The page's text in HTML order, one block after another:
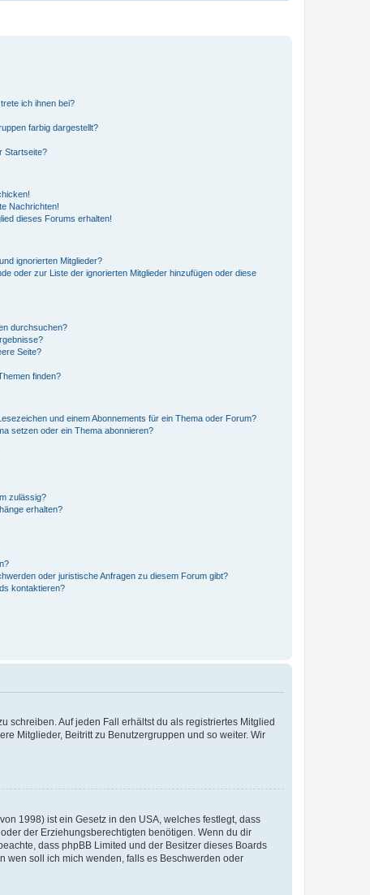
ich ihnen bei?
farbig dargestellt?
Startseite?
Nachrichten!
dieses Forums erhalten!
ignorierten Mitglieder?
oder zur Liste der ignorierten Mitglieder hinzufügen oder diese
durchsuchen?
Seite?
finden?
und einem Abonnements für ein Thema oder Forum?
setzen oder ein Thema abonnieren?
zulässig?
erhalten?
oder juristische Anfragen zu diesem Forum gibt?
kontaktieren?
schreiben. Auf jeden Fall erhältst du als registriertes Mitglied
Mitglieder, Beitritt zu Benutzergruppen und so weiter. Wir
1998) ist ein Gesetz in den USA, welches festlegt, dass
der Erziehungsberechtigten benötigen. Wenn du dir
dass phpBB Limited und der Besitzer dieses Boards
wen soll ich mich wenden, falls es Beschwerden oder